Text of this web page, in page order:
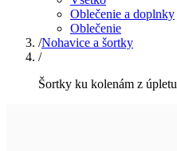
Oblečenie a doplnky
Oblečenie
/Nohavice a šortky
/
Šortky ku kolenám z úpletu